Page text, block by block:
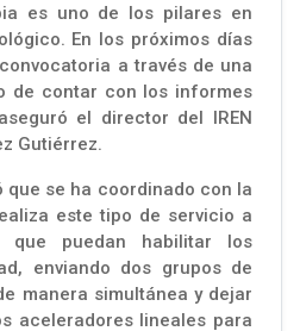
es uno de los pilares en
En los próximos días
a través de una
de contar con los informes
el director del IREN
Gutiérrez.
se ha coordinado con la
este tipo de servicio a
que puedan habilitar los
enviando dos grupos de
manera simultánea y dejar
aceleradores lineales para